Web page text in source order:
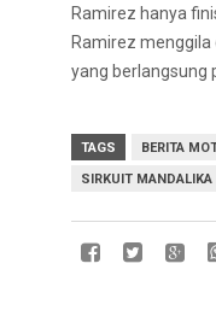
Ramirez hanya
Ramirez
yang berlangsung
TAGS BERITA
SIRKUIT MANDALIKA